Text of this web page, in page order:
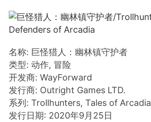
排行 在线
名称: 巨怪猎人：幽林镇守护者
类型: 动作, 冒险
开发商: WayForward
发行商: Outright Games LTD.
系列: Trollhunters, Tales of Arcadia
发行日期: 2020年9月25日